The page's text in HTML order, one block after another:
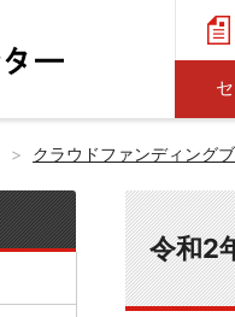
クラウドファンディング
令和2